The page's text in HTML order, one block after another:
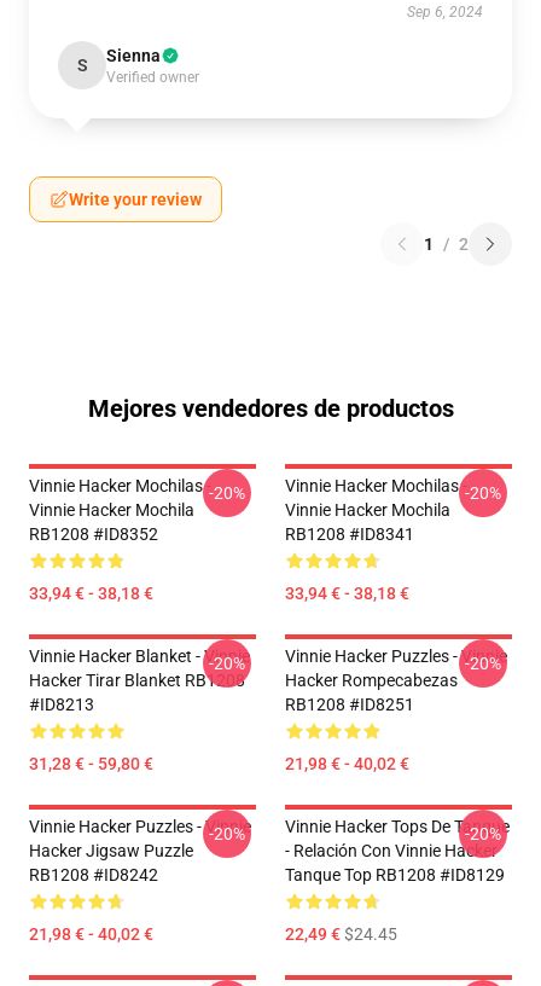
Sep 6, 2024
S Sienna
Verified owner
Write your review
1 / 2
Mejores vendedores de productos
Vinnie Hacker Mochilas -
Vinnie Hacker Mochila
RB1208 #ID8352
33,94 € - 38,18 €
-20%
Vinnie Hacker Mochilas -
Vinnie Hacker Mochila
RB1208 #ID8341
33,94 € - 38,18 €
-20%
Vinnie Hacker Blanket - Vinnie
Hacker Tirar Blanket RB1208
#ID8213
31,28 € - 59,80 €
-20%
Vinnie Hacker Puzzles - Vinnie
Hacker Rompecabezas
RB1208 #ID8251
21,98 € - 40,02 €
-20%
Vinnie Hacker Puzzles - Vinnie
Hacker Jigsaw Puzzle
RB1208 #ID8242
21,98 € - 40,02 €
-20%
Vinnie Hacker Tops De Tanque
- Relación Con Vinnie Hacker
Tanque Top RB1208 #ID8129
22,49 €$24.45
-20%